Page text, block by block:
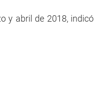
y abril de 2018, indicó